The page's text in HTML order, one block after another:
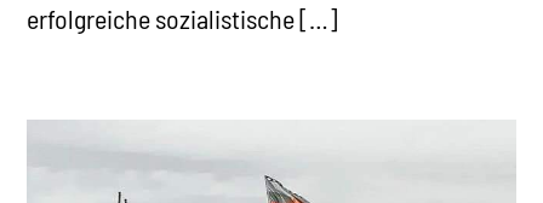
erfolgreiche sozialistische […]